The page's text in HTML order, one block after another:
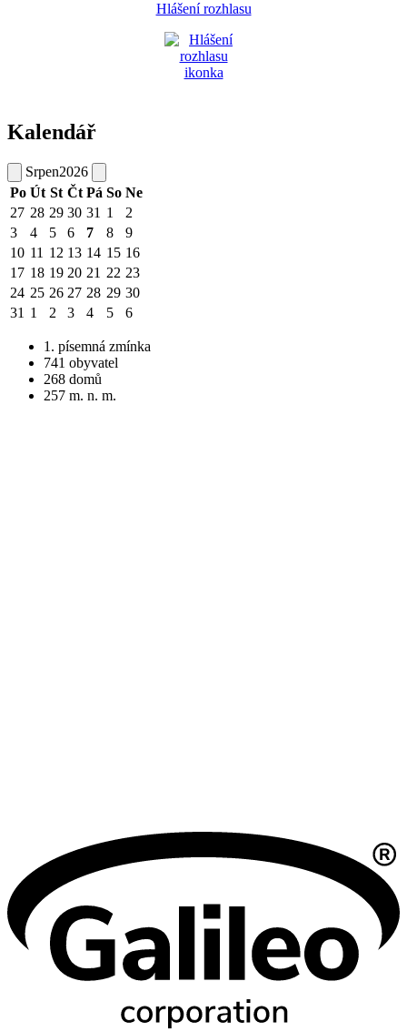
Hlášení rozhlasu
Kalendář
Srpen2026
Po Út St Čt Pá So Ne
27 28 29 30 31 1
2
3
4 5 6 7 8
9
10 11 12 13 14 15 16
17 18 19 20 21 22 23
24 25 26 27 28 29 30
31 1 2 3 4 5 6
1. písemná zmínka
741 obyvatel
268 domů
257 m. n. m.